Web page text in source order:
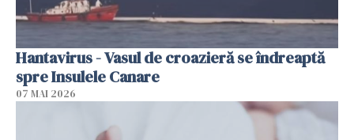
Hantavirus - Vasul de croazieră se îndreaptă
spre Insulele Canare
07 MAI 2026